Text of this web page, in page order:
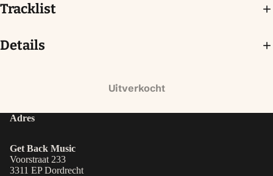
Tracklist
Details
Uitverkocht
Adres
Get Back Music
Voorstraat 233
3311 EP Dordrecht